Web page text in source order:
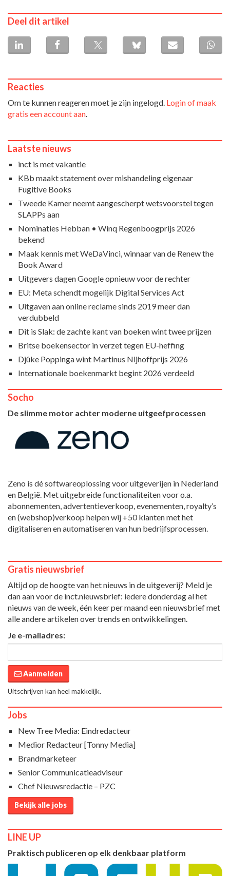
Deel dit artikel
Reacties
Om te kunnen reageren moet je zijn ingelogd. Login of maak
gratis een account aan.
Laatste nieuws
inct is met vakantie
KBb maakt statement over mishandeling eigenaar
Fugitive Books
Tweede Kamer neemt aangescherpt wetsvoorstel tegen
SLAPPs aan
Nominaties Hebban • Winq Regenboogprijs 2026
bekend
Maak kennis met WeDaVinci, winnaar van de Renew the
Book Award
Uitgevers dagen Google opnieuw voor de rechter
EU: Meta schendt mogelijk Digital Services Act
Uitgaven aan online reclame sinds 2019 meer dan
verdubbeld
Dit is Slak: de zachte kant van boeken wint twee prijzen
Britse boekensector in verzet tegen EU-heffing
Djûke Poppinga wint Martinus Nijhoffprijs 2026
Internationale boekenmarkt begint 2026 verdeeld
Socho
De slimme motor achter moderne uitgeefprocessen
Zeno is dé softwareoplossing voor uitgeverijen in Nederland
en België. Met uitgebreide functionaliteiten voor o.a.
abonnementen, advertentieverkoop, evenementen, royalty’s
en (webshop)verkoop helpen wij +50 klanten met het
digitaliseren en automatiseren van hun bedrijfsprocessen.
Gratis nieuwsbrief
Altijd op de hoogte van het nieuws in de uitgeverij? Meld je
dan aan voor de inct.nieuwsbrief: iedere donderdag al het
nieuws van de week, één keer per maand een nieuwsbrief met
alle andere artikelen over trends en ontwikkelingen.
Je e-mailadres:
Aanmelden
Uitschrijven kan heel makkelijk.
Jobs
New Tree Media: Eindredacteur
Medior Redacteur [Tonny Media]
Brandmarketeer
Senior Communicatieadviseur
Chef Nieuwsredactie – PZC
Bekijk alle jobs
LINE UP
Praktisch publiceren op elk denkbaar platform